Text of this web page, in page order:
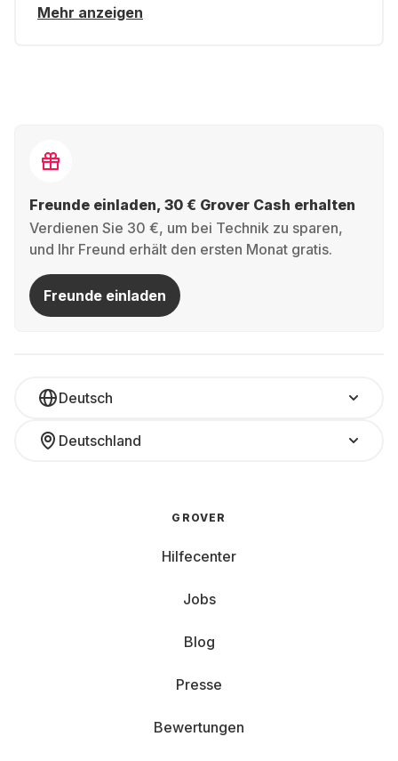
Mehr anzeigen
Freunde einladen, 30 € Grover Cash erhalten
Verdienen Sie 30 €, um bei Technik zu sparen,
und Ihr Freund erhält den ersten Monat gratis.
Freunde einladen
Deutsch
Deutschland
GROVER
Hilfecenter
Jobs
Blog
Presse
Bewertungen